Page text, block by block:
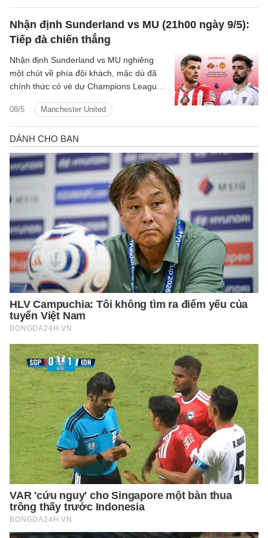
Nhận định Sunderland vs MU (21h00 ngày 9/5):
Tiếp đà chiến thắng
08/5 Manchester United
Nhận định Sunderland vs MU nghiêng
một chút về phía đội khách, mặc dù đã
chính thức có vé dự Champions League
giành 3 điểm.